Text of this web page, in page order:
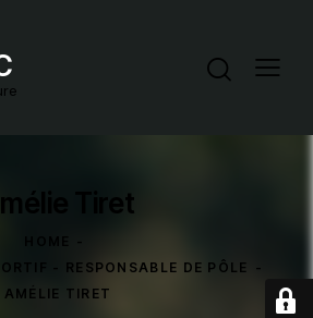
Tiret
- RESPONSABLE DE PÔLE
AMÉLIE TIRET